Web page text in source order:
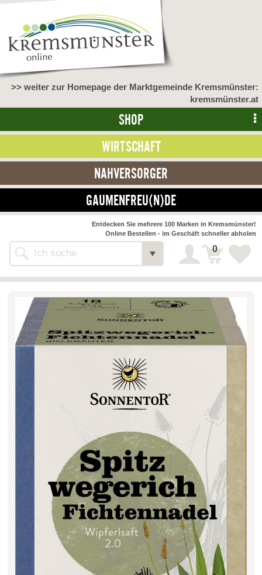
>> weiter zur Homepage der Marktgemeinde Kremsmünster:
kremsmünster.at
SHOP
WIRTSCHAFT
NAHVERSORGER
GAUMENFREU(N)DE
Alle Webseiten
Entdecken Sie mehrere 100 Marken in Kremsmünster!
Online Bestellen - im Geschäft schneller abholen
0
NAHVERSORGER
>> Bauernmarkt << Detail
Bäckerei-Konditorei-Café
Biohof Öllinger
Fleischerei Hüthmayr Detail
Kuglbauer - Familie Bischof
La Toscana Anita Wolf e.U. Detail
Detail
Detail
Weinkellerei Stift
Kremsmünster
Detail
Wildkraut Detail
KATEGORIE
Filter zurücksetzen